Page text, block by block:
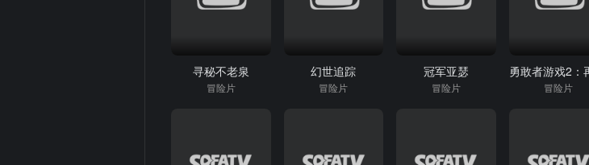
寻秘不老泉
冒险片
幻世追踪
冒险片
冠军亚瑟
冒险片 冒险片